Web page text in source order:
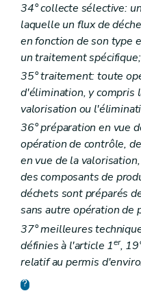
34° collecte sélective:
laquelle un flux de
en fonction de son type
un traitement spécifique;
35° traitement: toute
d'élimination, y compris
valorisation ou
36° préparation en vue
opération de contrôle,
en vue de la
des composants de
déchets sont préparés
sans autre opération de
37° meilleures
définies à l'article 1er,
relatif au permis